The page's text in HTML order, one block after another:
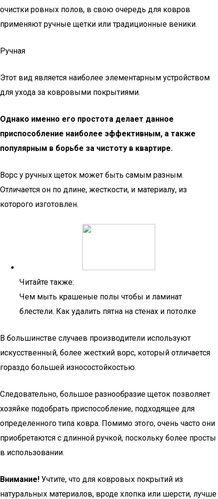
очистки ровных полов, в свою очередь для ковров
применяют ручные щетки или традиционные веники.
Ручная
Этот вид является наиболее элементарным устройством
для ухода за ковровыми покрытиями.
Однако именно его простота делает данное
приспособление наиболее эффективным, а также
популярным в борьбе за чистоту в квартире.
Ворс у ручных щеток может быть самым разным.
Отличается он по длине, жесткости, и материалу, из
которого изготовлен.
Читайте также:
Чем мыть крашеные полы чтобы и ламинат
блестели. Как удалить пятна на стенах и потолке
В большинстве случаев производители используют
искусственный, более жесткий ворс, который отличается
гораздо большей износостойкостью.
Следовательно, большое разнообразие щеток позволяет
хозяйке подобрать приспособление, подходящее для
определенного типа ковра. Помимо этого, очень часто они
приобретаются с длинной ручкой, поскольку более просты
в использовании.
Внимание! Учтите, что для ковровых покрытий из
натуральных материалов, вроде хлопка или шерсти, лучше